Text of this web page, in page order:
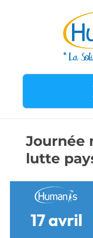
Journée
lutte